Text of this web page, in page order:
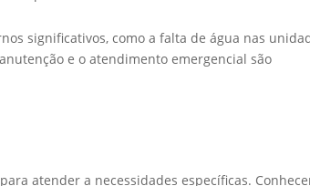
significativos, como a falta de água nas
e o atendimento emergencial são
atender a necessidades específicas.